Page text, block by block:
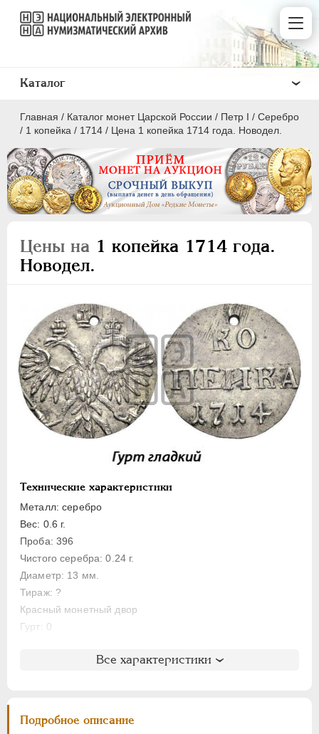
Главная / Каталог монет Царской России / Пeтр I / Серебро
/ 1 копейка / 1714 / Цена 1 копейка 1714 года. Новодел.
Цены на 1 копейка 1714 года.
Новодел.
Технические характеристики
Металл: серебро
Вес: 0.6 г.
Проба: 396
Чистого серебра: 0.24 г.
Диаметр: 13 мм.
Тираж: ?
Красный монетный двор
Гурт: 0
Литература и редкость
Дьяков: N
Все характеристики
Подробное описание
Каталог
ПEТР I 1699 - 1725
Серебро
Полуполтинник
Гривенник
Гривна
10 денег
5 копеек
Алтын(ник)
Пробные
Для Речи Посполитой
Монетовидные жетоны
ЕКАТЕРИНА I 1725-1727
ПЕТР II 1727-1729
АННА ИОАННОВНА
ИОАНН АНТОНОВИЧ
1762-1762
АЛЕКСАНДР I 1801-1825